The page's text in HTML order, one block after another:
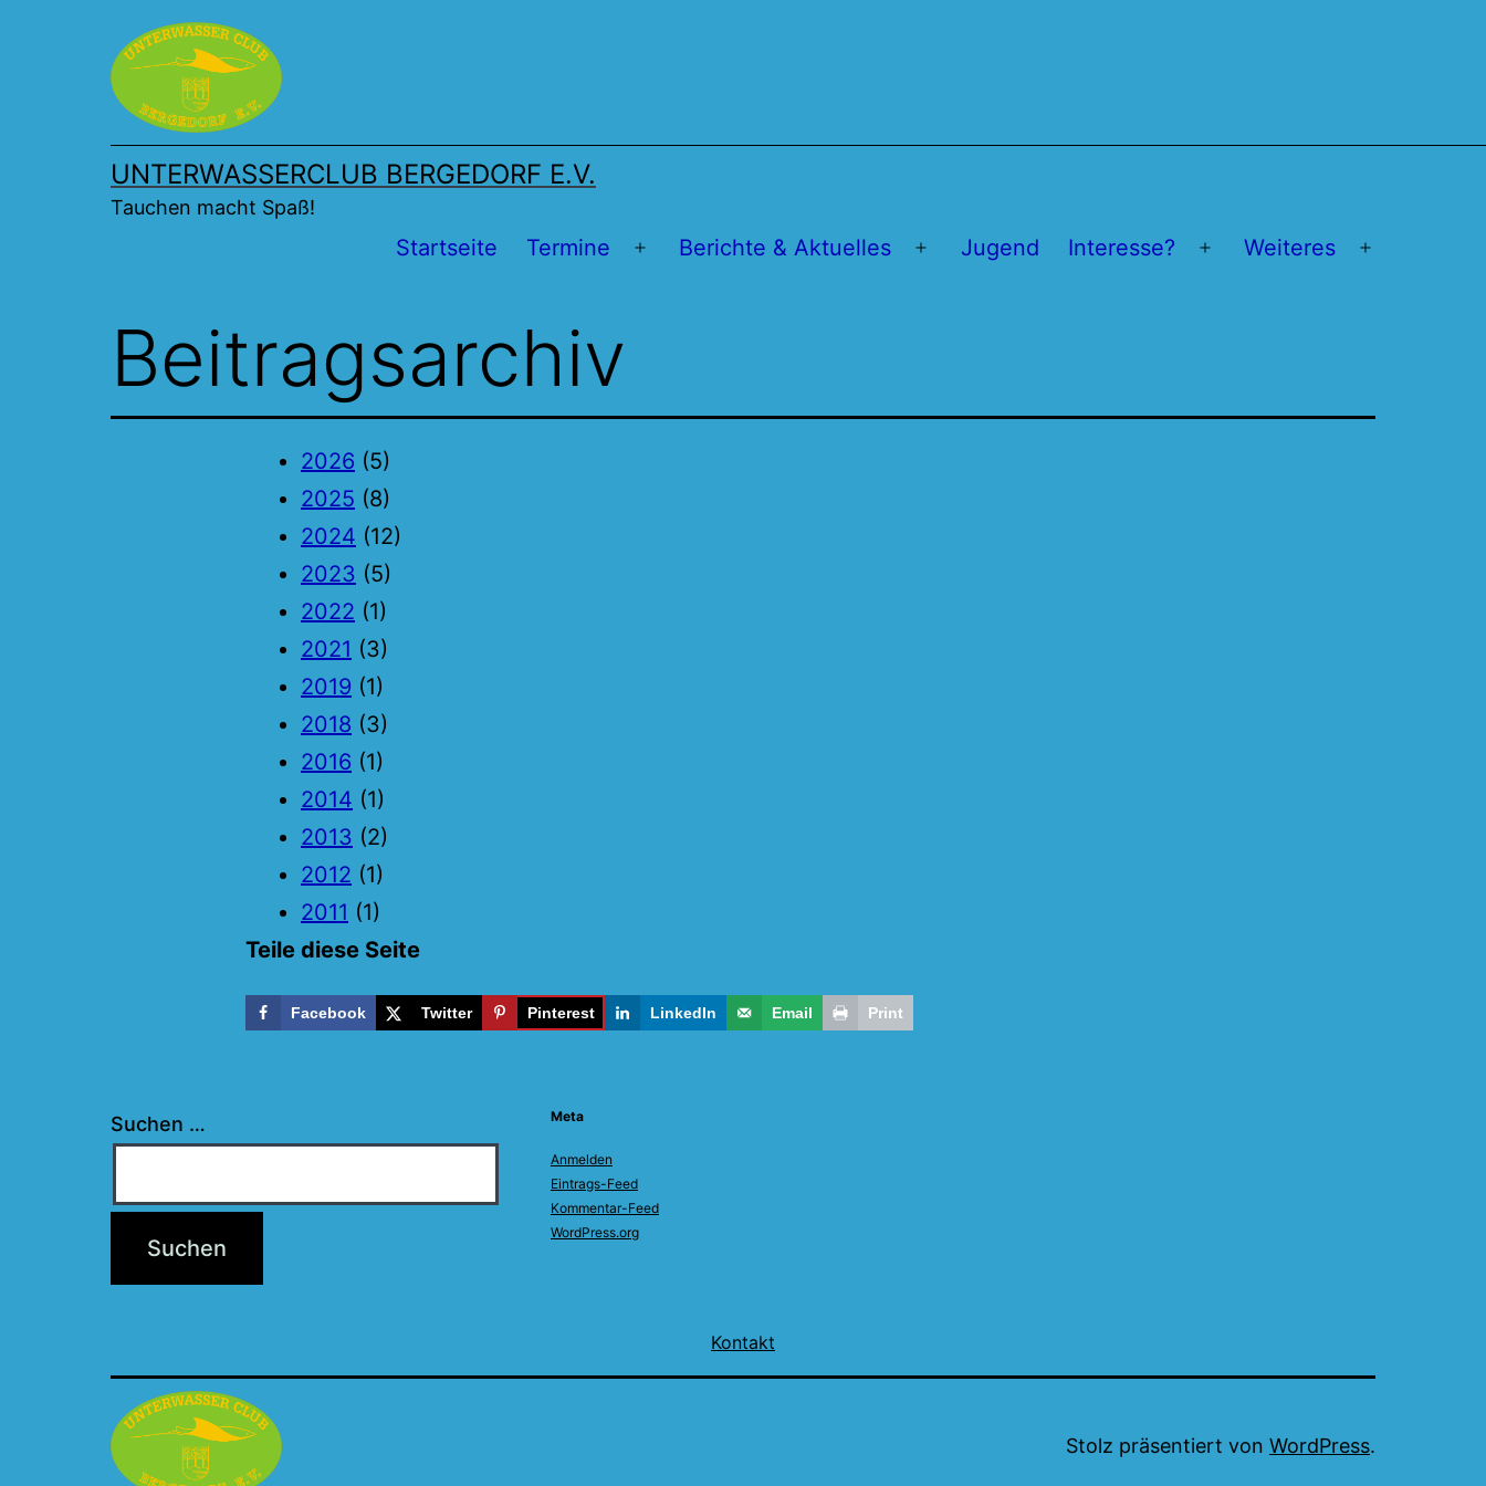
UNTERWASSERCLUB BERGEDORF E.V.
Tauchen macht Spaß!
Startseite Termine
Menü
Berichte & Aktuelles
Menü
Jugend Interesse?
Menü
Weiteres
Beitragsarchiv
2026 (5)
2025 (8)
2024 (12)
2023 (5)
2022 (1)
2021 (3)
2019 (1)
2018 (3)
2016 (1)
2014 (1)
2013 (2)
2012 (1)
2011 (1)
Teile diese Seite
Facebook Twitter Pinterest LinkedIn Email Print
Suchen … Meta
Anmelden
Eintrags-Feed
Kommentar-Feed
WordPress.org
Kontakt
Stolz präsentiert von WordPress.